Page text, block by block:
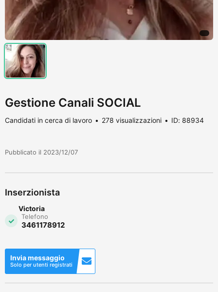
Gestione Canali SOCIAL
Candidati in cerca di lavoro 278 visualizzazioni ID: 88934
Pubblicato il 2023/12/07
Inserzionista
Victoria
Telefono
3461178912
Invia messaggio
Solo per utenti registrati